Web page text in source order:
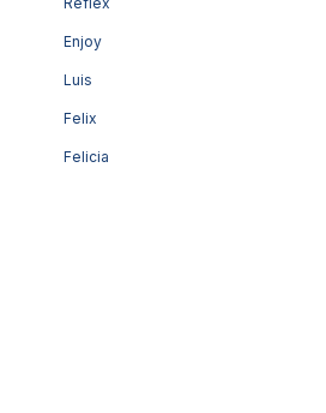
Enjoy
Luis
Felix
Felicia